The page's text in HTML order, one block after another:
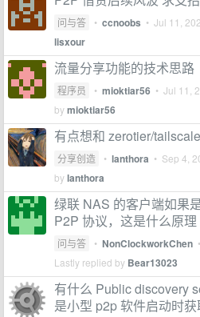
问与答 • ccnoobs • Jul 11,
lisxour
流量分享功能的技术思路
程序员 • mioktiar56 • Jul 11,
bymioktiar56
有点想和 zerotier/
分享创造 • lanthora • Sep 4,
bylanthora
绿联 NAS 的客户端如果
P2P 协议，这是什么原理
问与答 • NonClockworkChen •
Lastly replied by Bear13023
有什么 Public discovery
是小型 p2p 软件启动时